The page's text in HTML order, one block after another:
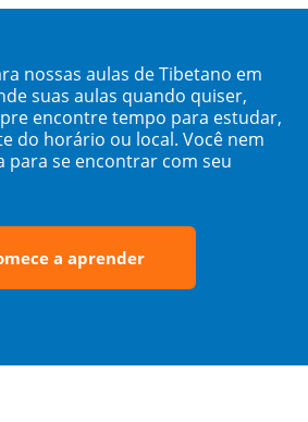
nossas aulas de Tibetano em
suas aulas quando quiser,
encontre tempo para estudar,
do horário ou local. Você nem
para se encontrar com seu
a aprender